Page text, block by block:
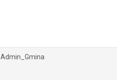
Admin_Gmina